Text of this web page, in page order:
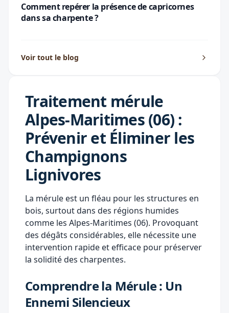
Comment repérer la présence de capricornes
dans sa charpente ?
Voir tout le blog
Traitement mérule
Alpes-Maritimes (06) :
Prévenir et Éliminer les
Champignons
Lignivores
La mérule est un fléau pour les structures en
bois, surtout dans des régions humides
comme les Alpes-Maritimes (06). Provoquant
des dégâts considérables, elle nécessite une
intervention rapide et efficace pour préserver
la solidité des charpentes.
Comprendre la Mérule : Un
Ennemi Silencieux